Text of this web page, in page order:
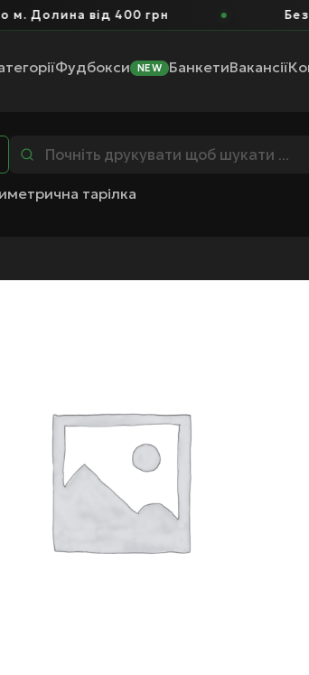
Долина від 400 грн
Фудбокси NEW БанкетиВакансії
тарілка